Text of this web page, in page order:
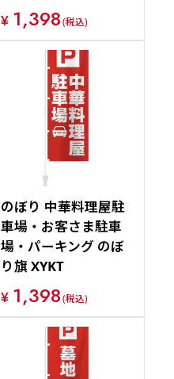
¥ 1,398(税込)
のぼり 中華料理屋駐
車場・お客さま駐車
場・パーキング のぼ
り旗 XYKT
¥ 1,398(税込)